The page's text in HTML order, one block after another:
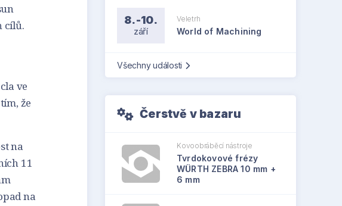
cílů.
ve
že
na
11
na
8.-10.
září
Veletrh
World of Machining
Všechny události
Čerstvě v bazaru
Kovoobráběcí nástroje
Tvrdokovové frézy
WÜRTH ZEBRA 10 mm +
6 mm